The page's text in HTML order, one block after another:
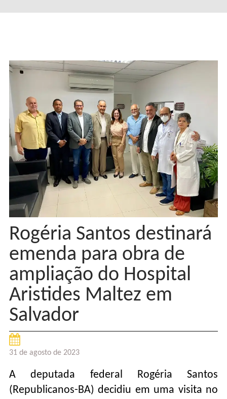
Rogéria Santos destinará
emenda para obra de
ampliação do Hospital
Aristides Maltez em
Salvador
31 de agosto de 2023
A deputada federal Rogéria Santos
(Republicanos-BA) decidiu em uma visita no